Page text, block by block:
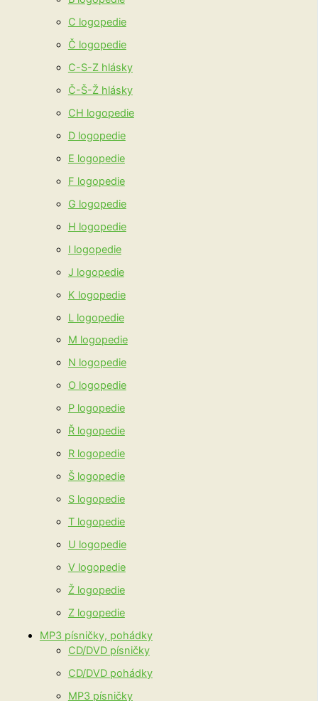
C logopedie
Č logopedie
C-S-Z hlásky
Č-Š-Ž hlásky
CH logopedie
D logopedie
E logopedie
F logopedie
G logopedie
H logopedie
I logopedie
J logopedie
K logopedie
L logopedie
M logopedie
N logopedie
O logopedie
P logopedie
Ř logopedie
R logopedie
Š logopedie
S logopedie
T logopedie
U logopedie
V logopedie
Ž logopedie
Z logopedie
MP3 písničky, pohádky
CD/DVD písničky
CD/DVD pohádky
MP3 písničky